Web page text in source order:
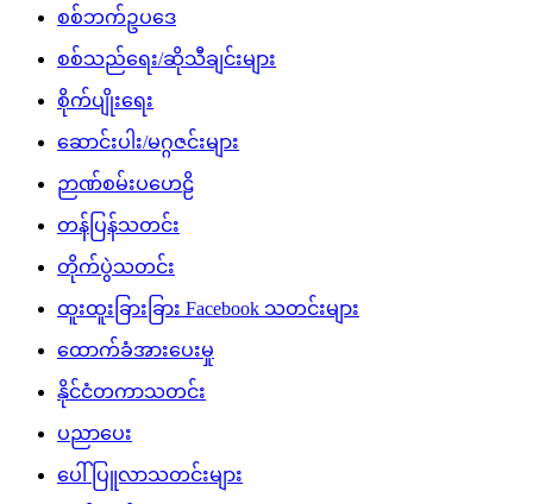
စစ်ဘက်ဥပဒေ
စစ်သည်ရေး/ဆိုသီချင်းများ
စိုက်ပျိုးရေး
ဆောင်းပါး/မဂ္ဂဇင်းများ
ဉာဏ်စမ်းပဟေဠိ
တန်ပြန်သတင်း
တိုက်ပွဲသတင်း
ထူးထူးခြားခြား Facebook သတင်းများ
ထောက်ခံအားပေးမှု
နိုင်ငံတကာသတင်း
ပညာပေး
ပေါ်ပြူလာသတင်းများ